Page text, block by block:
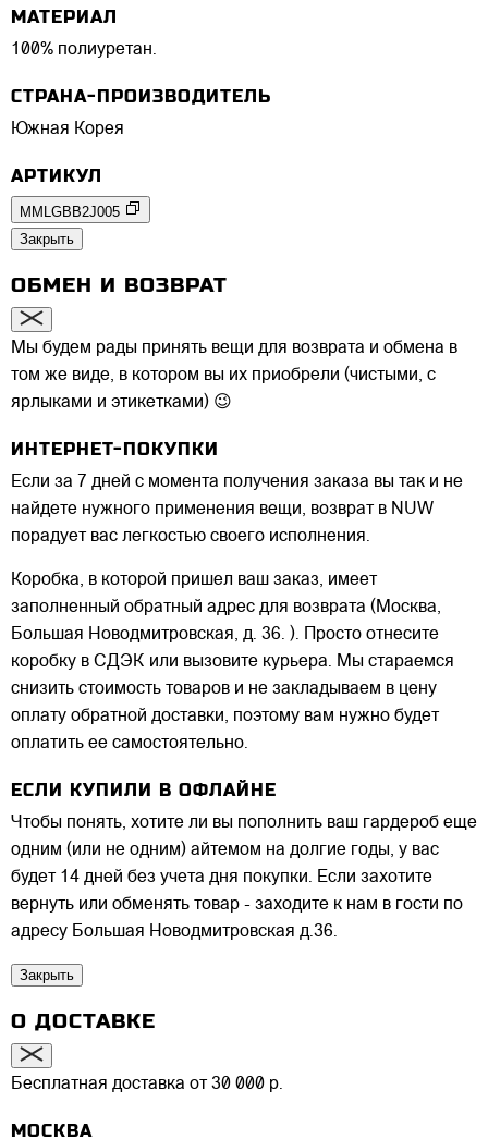
МАТЕРИАЛ
100% полиуретан.
СТРАНА-ПРОИЗВОДИТЕЛЬ
Южная Корея
АРТИКУЛ
MMLGBB2J005
Закрыть
ОБМЕН И ВОЗВРАТ
Мы будем рады принять вещи для возврата и обмена в
том же виде, в котором вы их приобрели (чистыми, с
ярлыками и этикетками) 😉
ИНТЕРНЕТ-ПОКУПКИ
Если за 7 дней с момента получения заказа вы так и не
найдете нужного применения вещи, возврат в NUW
порадует вас легкостью своего исполнения.
Коробка, в которой пришел ваш заказ, имеет
заполненный обратный адрес для возврата (Москва,
Большая Новодмитровская, д. 36. ). Просто отнесите
коробку в СДЭК или вызовите курьера. Мы стараемся
снизить стоимость товаров и не закладываем в цену
оплату обратной доставки, поэтому вам нужно будет
оплатить ее самостоятельно.
ЕСЛИ КУПИЛИ В ОФЛАЙНЕ
Чтобы понять, хотите ли вы пополнить ваш гардероб еще
одним (или не одним) айтемом на долгие годы, у вас
будет 14 дней без учета дня покупки. Если захотите
вернуть или обменять товар - заходите к нам в гости по
адресу Большая Новодмитровская д.36.
Закрыть
О ДОСТАВКЕ
Бесплатная доставка от 30 000 р.
МОСКВА